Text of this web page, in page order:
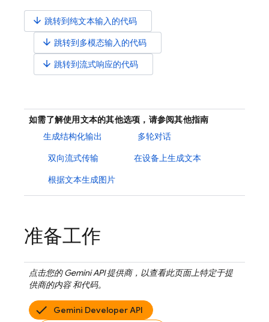
arrow_downward 跳转到纯文本输入的代码
arrow_downward 跳转到多模态输入的代码
arrow_downward 跳转到流式响应的代码
如需了解使用文本的其他选项，请参阅其他指南
生成结构化输出
多轮对话
双向流式传输
在设备上生成文本
根据文本生成图片
准备工作
点击您的Gemini API提供商，以查看此页面上特定于提
供商的内容 和代码。
Gemini Developer API